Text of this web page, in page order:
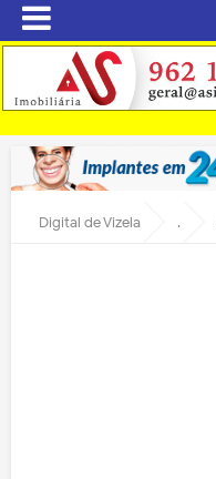
Digital de Vizela .